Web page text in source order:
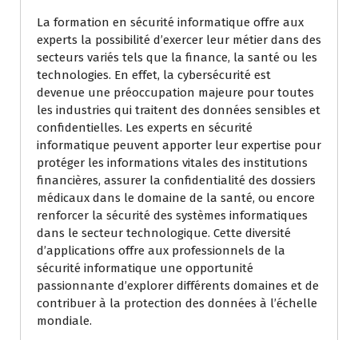
La formation en sécurité informatique offre aux
experts la possibilité d’exercer leur métier dans des
secteurs variés tels que la finance, la santé ou les
technologies. En effet, la cybersécurité est
devenue une préoccupation majeure pour toutes
les industries qui traitent des données sensibles et
confidentielles. Les experts en sécurité
informatique peuvent apporter leur expertise pour
protéger les informations vitales des institutions
financières, assurer la confidentialité des dossiers
médicaux dans le domaine de la santé, ou encore
renforcer la sécurité des systèmes informatiques
dans le secteur technologique. Cette diversité
d’applications offre aux professionnels de la
sécurité informatique une opportunité
passionnante d’explorer différents domaines et de
contribuer à la protection des données à l’échelle
mondiale.